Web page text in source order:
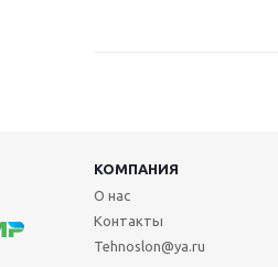
КОМПАНИЯ
О нас
Контакты
Tehnoslon@ya.ru